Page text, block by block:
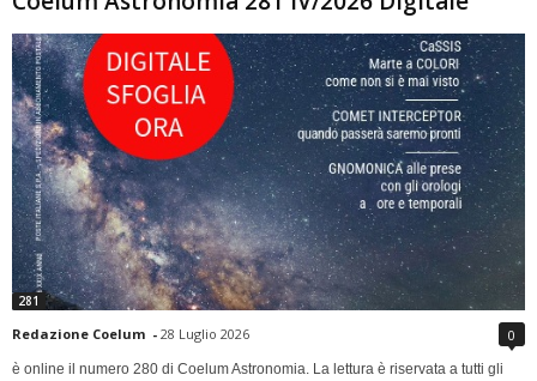
281
Redazione Coelum - 28 Luglio 2026 0
è online il numero 280 di Coelum Astronomia. La lettura è riservata a tutti gli